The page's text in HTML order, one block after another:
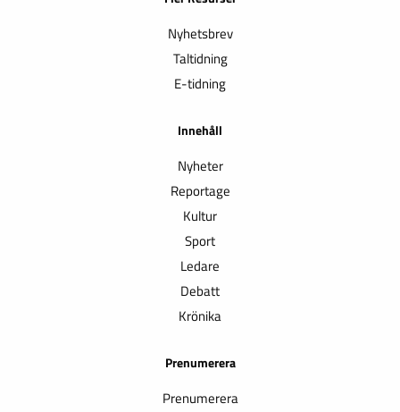
Nyhetsbrev
Taltidning
E-tidning
Innehåll
Nyheter
Reportage
Kultur
Sport
Ledare
Debatt
Krönika
Prenumerera
Prenumerera